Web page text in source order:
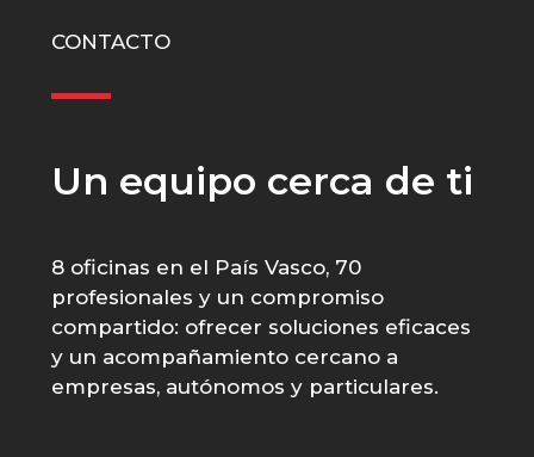
CONTACTO
Un equipo cerca de ti
8 oficinas en el País Vasco, 70
profesionales y un compromiso
compartido: ofrecer soluciones eficaces
y un acompañamiento cercano a
empresas, autónomos y particulares.